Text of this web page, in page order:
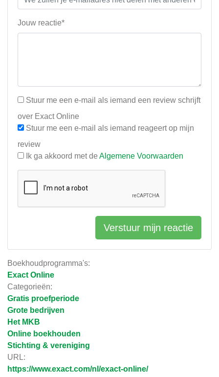
Boekhoudprogramma's:
Exact Online
Categorieën:
Gratis proefperiode
Grote bedrijven
Het MKB
Online boekhouden
Stichting & vereniging
URL:
https://www.exact.com/nl/exact-online/
Jouw reactie*
Stuur me een e-mail als iemand een review schrijft
over Exact Online
Stuur me een e-mail als iemand reageert op mijn
review
Ik ga akkoord met de Algemene Voorwaarden
Verstuur mijn reactie